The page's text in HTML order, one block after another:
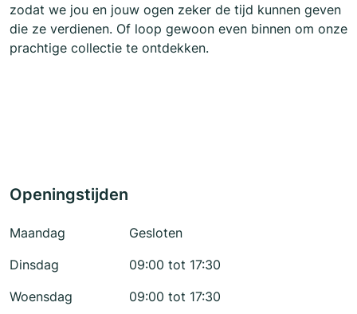
zodat we jou en jouw ogen zeker de tijd kunnen geven
die ze verdienen. Of loop gewoon even binnen om onze
prachtige collectie te ontdekken.
Openingstijden
Maandag
Gesloten
Dinsdag
09:00 tot 17:30
Woensdag
09:00 tot 17:30